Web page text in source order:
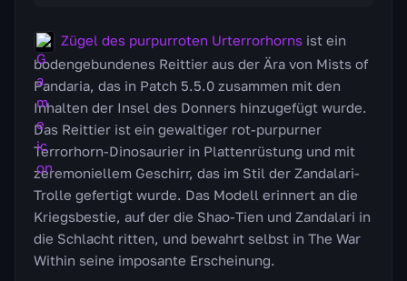
Zügel des purpurroten Urterrorhorns ist ein
bodengebundenes Reittier aus der Ära von Mists of
Pandaria, das in Patch 5.5.0 zusammen mit den
Inhalten der Insel des Donners hinzugefügt wurde.
Das Reittier ist ein gewaltiger rot-purpurner
Terrorhorn-Dinosaurier in Plattenrüstung und mit
zeremoniellem Geschirr, das im Stil der Zandalari-
Trolle gefertigt wurde. Das Modell erinnert an die
Kriegsbestie, auf der die Shao-Tien und Zandalari in
die Schlacht ritten, und bewahrt selbst in The War
Within seine imposante Erscheinung.